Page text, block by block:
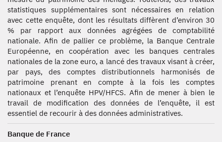
statistiques supplémentaires sont nécessaires en relation
avec cette enquête, dont les résultats diffèrent d’environ 30
% par rapport aux données agrégées de comptabilité
nationale. Afin de pallier ce problème, la Banque Centrale
Européenne, en coopération avec les banques centrales
nationales de la zone euro, a lancé des travaux visant à créer,
par pays, des comptes distributionnels harmonisés de
patrimoine prenant en compte à la fois les comptes
nationaux et l’enquête HPV/HFCS. Afin de mener à bien le
travail de modification des données de l’enquête, il est
essentiel de recourir à des données administratives.
Banque de France